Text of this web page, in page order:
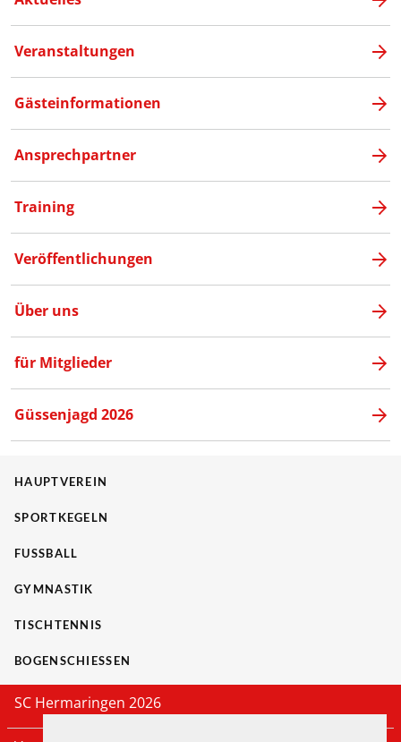
Veranstaltungen
Gästeinformationen
Ansprechpartner
Training
Veröffentlichungen
Über uns
für Mitglieder
Güssenjagd 2026
HAUPTVEREIN
SPORTKEGELN
FUSSBALL
GYMNASTIK
TISCHTENNIS
BOGENSCHIESSEN
SC Hermaringen 2026